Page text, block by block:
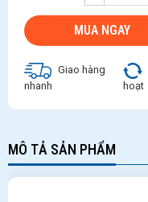
MUA NGAY
Giao hàng
nhanh
hoạt
MÔ TẢ SẢN PHẨM